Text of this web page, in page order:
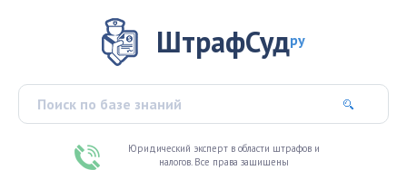
ШтрафСудру
Юридический эксперт в области штрафов и
налогов. Все права защищены